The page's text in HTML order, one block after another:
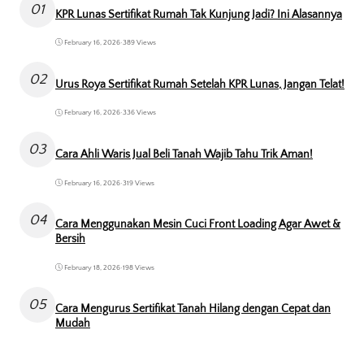
01 KPR Lunas Sertifikat Rumah Tak Kunjung Jadi? Ini Alasannya
February 16, 2026•389 Views
02 Urus Roya Sertifikat Rumah Setelah KPR Lunas, Jangan Telat!
February 16, 2026•336 Views
03 Cara Ahli Waris Jual Beli Tanah Wajib Tahu Trik Aman!
February 16, 2026• 319 Views
04
Cara Menggunakan Mesin Cuci Front Loading Agar Awet &
Bersih
February 18, 2026•198 Views
05
Cara Mengurus Sertifikat Tanah Hilang dengan Cepat dan
Mudah